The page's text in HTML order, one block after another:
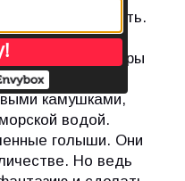
покупать.
растратились,
сувениры
наполнить
камушками,
водой.
голыши. Они
Но ведь